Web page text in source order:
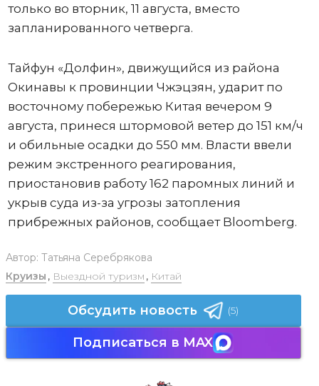
только во вторник, 11 августа, вместо
запланированного четверга.
Тайфун «Долфин», движущийся из района
Окинавы к провинции Чжэцзян, ударит по
восточному побережью Китая вечером 9
августа, принеся штормовой ветер до 151 км/ч
и обильные осадки до 550 мм. Власти ввели
режим экстренного реагирования,
приостановив работу 162 паромных линий и
укрыв суда из-за угрозы затопления
прибрежных районов, сообщает Bloomberg.
Автор: Татьяна Серебрякова
Круизы , Выездной туризм , Китай
Обсудить новость (5)
Подписаться в MAX